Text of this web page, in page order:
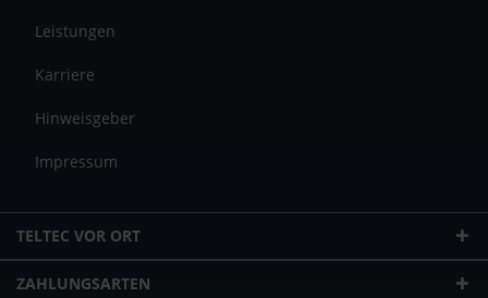
Leistungen
Karriere
Hinweisgeber
Impressum
TELTEC VOR ORT
ZAHLUNGSARTEN